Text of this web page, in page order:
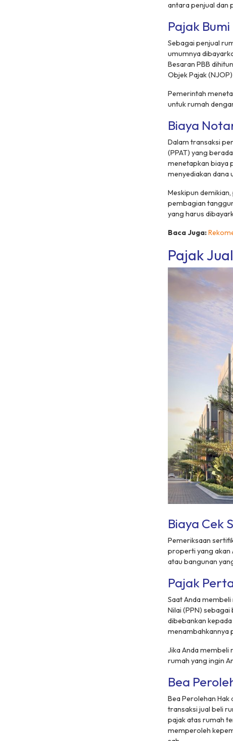
antara penjual dan
Pajak
Sebagai penjual
umumnya
Besaran PBB
Objek Pajak
Pemerintah
untuk rumah
Biaya
Dalam transaksi
(PPAT) yang
menetapkan biaya
menyediakan dana
Meskipun
pembagian
yang harus
Baca Juga:
Pajak
Biaya Cek
Pemeriksaan
properti yang akan
atau bangunan
Pajak
Saat Anda
Nilai (PPN)
dibebankan
menambahkannya
Jika Anda membeli
rumah yang ingin
Bea
Bea Perolehan Hak
transaksi jual beli
pajak atas rumah
memperoleh